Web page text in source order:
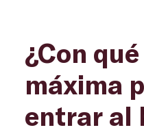
¿Con
máxima
entrar al